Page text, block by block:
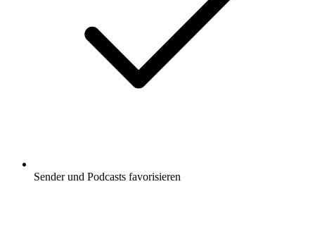
Sender und Podcasts favorisieren